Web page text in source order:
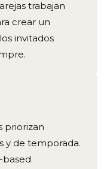
trabajan
crear un
invitados
priorizan
y de temporada.
based